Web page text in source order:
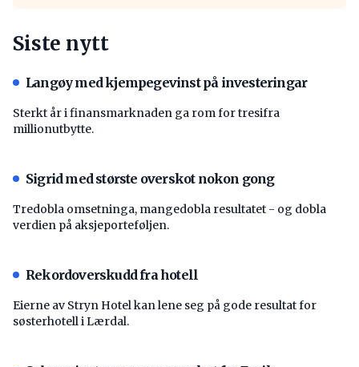
Siste nytt
Langøy med kjempegevinst på investeringar
Sterkt år i finansmarknaden ga rom for tresifra
millionutbytte.
Sigrid med største overskot nokon gong
Tredobla omsetninga, mangedobla resultatet - og dobla
verdien på aksjeporteføljen.
Rekordoverskudd fra hotell
Eierne av Stryn Hotel kan lene seg på gode resultat for
søsterhotell i Lærdal.